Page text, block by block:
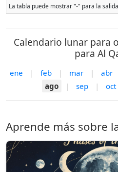
La tabla puede mostrar "-" para la
Calendario lunar para
para Al
ene | feb | mar | abr
ago
| sep | oct
Aprende más sobre